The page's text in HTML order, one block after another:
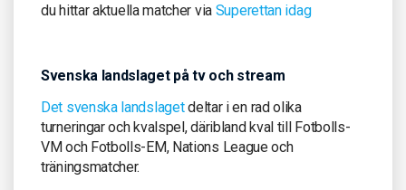
du hittar aktuella matcher via Superettan idag
Svenska landslaget på tv och stream
Det svenska landslagetdeltar i en rad olika
turneringar och kvalspel, däribland kval till Fotbolls-
VM och Fotbolls-EM, Nations League och
träningsmatcher.